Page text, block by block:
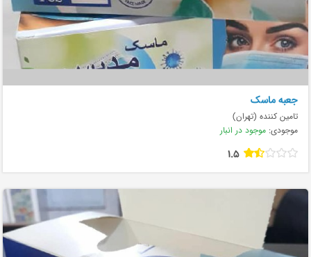
جعبه ماسک
تامین کننده (تهران)
موجودی: موجود در انبار
1.5